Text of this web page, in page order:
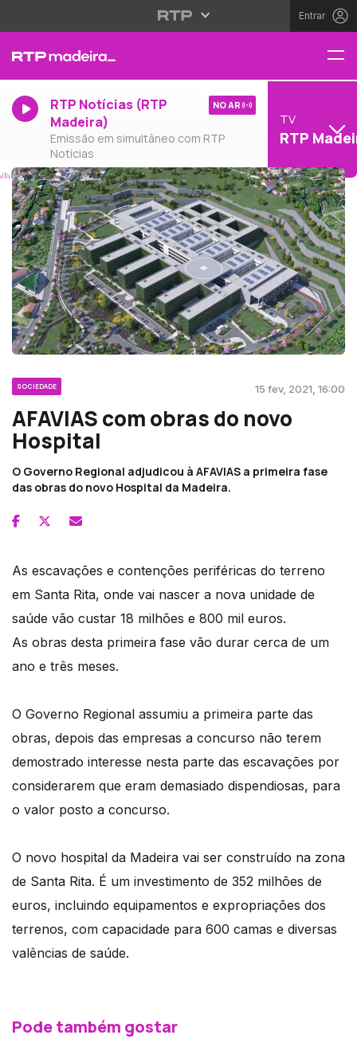
Entrar
RTP Notícias (RTP
Madeira)
Emissão em simultâneo com RTP
Notícias
NO AR
TV
RTP
SOCIEDADE 15 fev, 2021, 16:00
AFAVIAS com obras do novo
Hospital
O Governo Regional adjudicou à AFAVIAS a primeira fase
das obras do novo Hospital da Madeira.
As escavações e contenções periféricas do terreno
em Santa Rita, onde vai nascer a nova unidade de
saúde vão custar 18 milhões e 800 mil euros.
As obras desta primeira fase vão durar cerca de um
ano e três meses.
O Governo Regional assumiu a primeira parte das
obras, depois das empresas a concurso não terem
demostrado interesse nesta parte das escavações por
considerarem que eram demasiado dispendiosas, para
o valor posto a concurso.
O novo hospital da Madeira vai ser construído na zona
de Santa Rita. É um investimento de 352 milhões de
euros, incluindo equipamentos e expropriações dos
terrenos, com capacidade para 600 camas e diversas
valências de saúde.
Pode também gostar